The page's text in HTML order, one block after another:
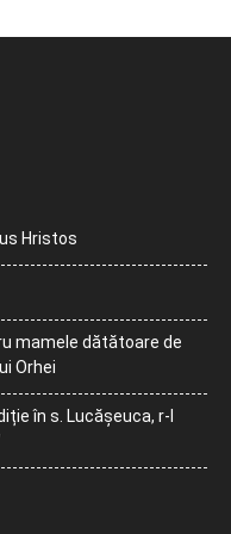
Hristos
mamele dătătoare de
Orhei
în s. Lucășeuca, r-l